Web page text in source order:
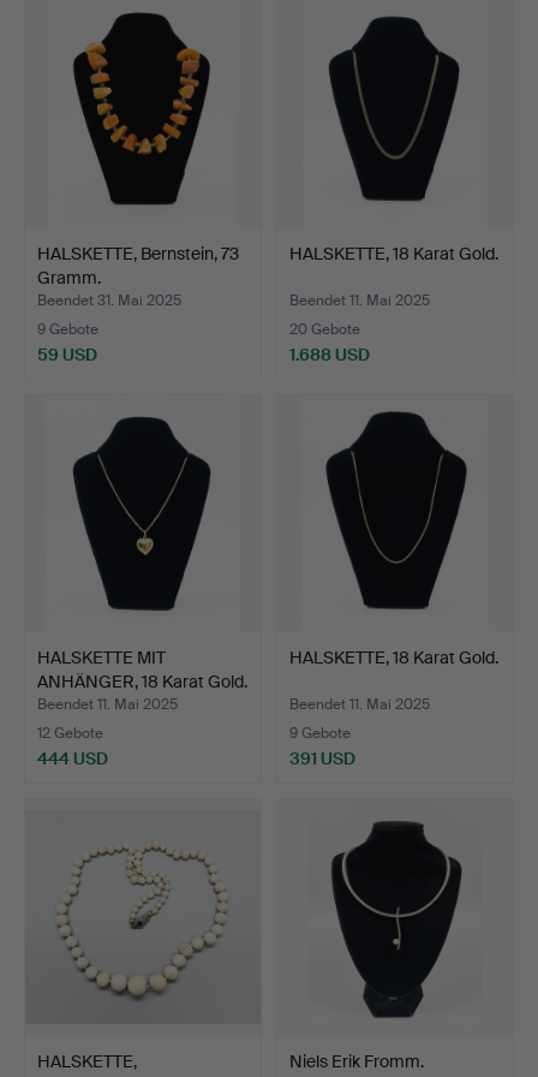
HALSKETTE, Bernstein, 73
Gramm.
Beendet 31. Mai 2025
9 Gebote
59 USD
HALSKETTE, 18 Karat Gold.
Beendet 11. Mai 2025
20 Gebote
1.688 USD
HALSKETTE MIT
ANHÄNGER, 18 Karat Gold.
Beendet 11. Mai 2025
12 Gebote
444 USD
HALSKETTE, 18 Karat Gold.
Beendet 11. Mai 2025
9 Gebote
391 USD
HALSKETTE,
Niels Erik Fromm.